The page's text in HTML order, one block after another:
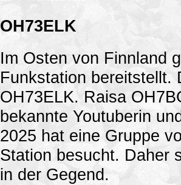
OH73ELK
Im Osten von Finnland
Funkstation bereitstellt.
OH73ELK. Raisa
bekannte Youtuberin
2025 hat eine Gruppe
Station besucht. Daher
in der Gegend.